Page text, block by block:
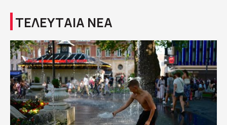
ΤΕΛΕΥΤΑΙΑ ΝΕΑ